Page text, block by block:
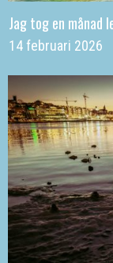
Jag tog en
14 februari 2026